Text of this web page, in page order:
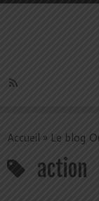
Accueil » Le blog
action